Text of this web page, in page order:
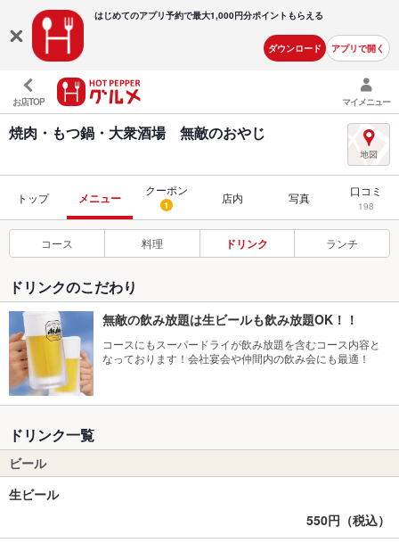
はじめてのアプリ予約で最大1,000円分ポイントもらえる
ダウンロード アプリで開く
お店TOP マイメニュー
焼肉・もつ鍋・大衆酒場 無敵のおやじ
トップ メニュー
クーポン
1 店内 写真 口コミ
198
コース 料理 ドリンク ランチ
ドリンクのこだわり
無敵の飲み放題は生ビールも飲み放題OK！！
コースにもスーパードライが飲み放題を含むコース内容と
なっております！会社宴会や仲間内の飲み会にも最適！
ドリンク一覧
ビール
生ビール
550円（税込）